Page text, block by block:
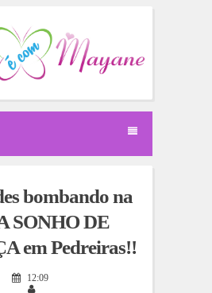
bombando na
SONHO DE
em Pedreiras!!
12:09